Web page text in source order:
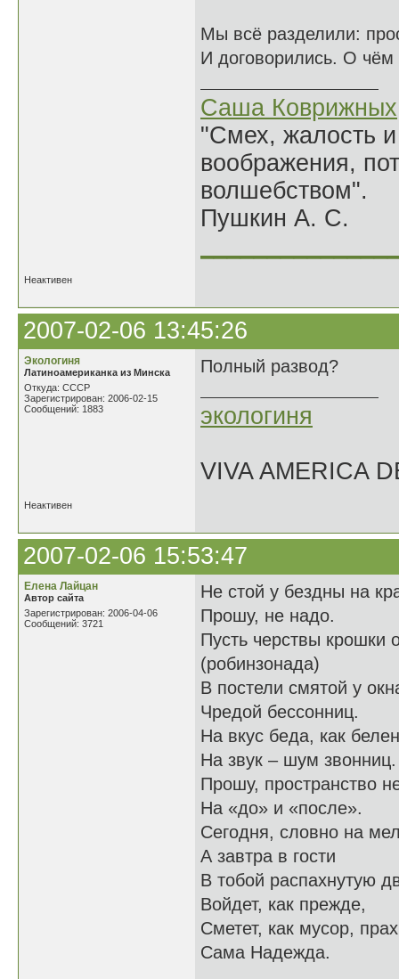
Мы всё разделили:
И договорились. О чём
Саша Коврижных
"Смех, жалость
воображения,
волшебством".
Пушкин А. С.
Неактивен
2007-02-06 13:45:26
Экологиня
Латиноамериканка из Минска
Откуда: СССР
Зарегистрирован: 2006-02-15
Сообщений: 1883
Полный развод?
экологиня
VIVA AMERICA
Неактивен
2007-02-06 15:53:47
Елена Лайцан
Автор сайта
Зарегистрирован: 2006-04-06
Сообщений: 3721
Не стой у бездны на
Прошу, не надо.
Пусть черствы крошки
(робинзонада)
В постели смятой у
Чредой бессонниц.
На вкус беда, как
На звук – шум звонниц.
Прошу, пространство
На «до» и «после».
Сегодня, словно на
А завтра в гости
В тобой распахнутую
Войдет, как прежде,
Сметет, как мусор,
Сама Надежда.